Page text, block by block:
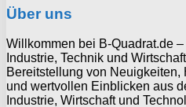
Über uns
Willkommen bei B-Quadrat.de
Industrie, Technik und
Bereitstellung von Neuigkeiten,
und wertvollen Einblicken aus
Industrie, Wirtschaft und